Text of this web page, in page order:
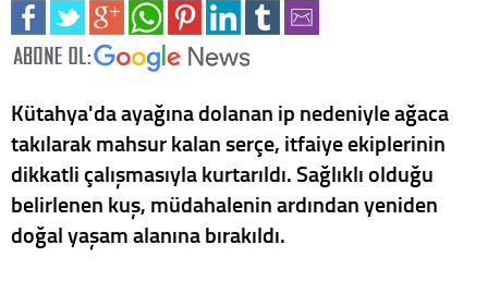
Kütahya'da ayağına dolanan ip nedeniyle ağaca
takılarak mahsur kalan serçe, itfaiye ekiplerinin
dikkatli çalışmasıyla kurtarıldı. Sağlıklı olduğu
belirlenen kuş, müdahalenin ardından yeniden
doğal yaşam alanına bırakıldı.